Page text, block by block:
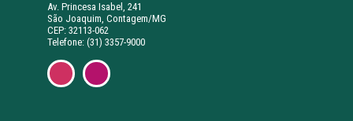
Av. Princesa Isabel, 241
São Joaquim, Contagem/MG
CEP: 32113-062
Telefone: (31) 3357-9000